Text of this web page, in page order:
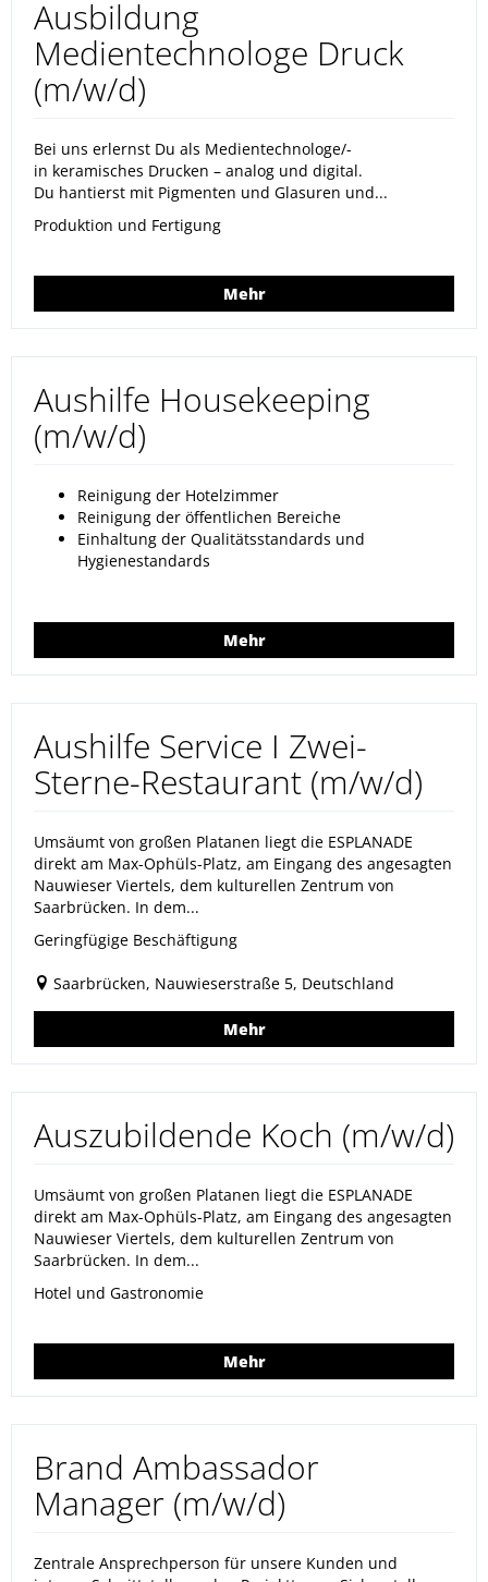
Ausbildung
Medientechnologe Druck
(m/w/d)
Bei uns erlernst Du als Medientechnologe/-
in keramisches Drucken – analog und digital.
Du hantierst mit Pigmenten und Glasuren und...
Produktion und Fertigung
Mehr
Aushilfe Housekeeping
(m/w/d)
Reinigung der Hotelzimmer
Reinigung der öffentlichen Bereiche
Einhaltung der Qualitätsstandards und
Hygienestandards
Mehr
Aushilfe Service I Zwei-
Sterne-Restaurant (m/w/d)
Umsäumt von großen Platanen liegt die ESPLANADE
direkt am Max-Ophüls-Platz, am Eingang des angesagten
Nauwieser Viertels, dem kulturellen Zentrum von
Saarbrücken. In dem...
Geringfügige Beschäftigung
Saarbrücken, Nauwieserstraße 5, Deutschland
Mehr
Auszubildende Koch (m/w/d)
Umsäumt von großen Platanen liegt die ESPLANADE
direkt am Max-Ophüls-Platz, am Eingang des angesagten
Nauwieser Viertels, dem kulturellen Zentrum von
Saarbrücken. In dem...
Hotel und Gastronomie
Mehr
Brand Ambassador
Manager (m/w/d)
Zentrale Ansprechperson für unsere Kunden und